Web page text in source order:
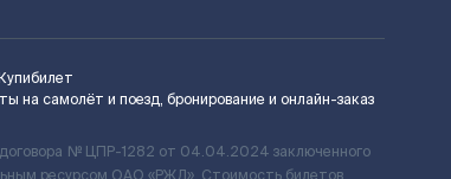
на самолёт и поезд, бронирование и онлайн-заказ
№ ЦПР-1282 от 04.04.2024 заключенного